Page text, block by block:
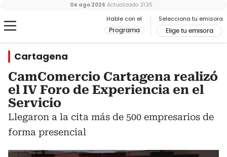
Hable con el
Programa
Selecciona tu emisora
Elige tu emisora
04 ago 2026 Actualizado 21:35
Cartagena
CamComercio Cartagena realizó
el IV Foro de Experiencia en el
Servicio
Llegaron a la cita más de 500 empresarios de
forma presencial